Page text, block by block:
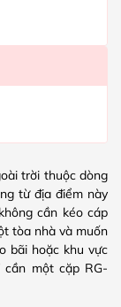
trời thuộc dòng
từ địa điểm này
cần kéo cáp
tòa nhà và muốn
bãi hoặc khu vực
một cặp RG-